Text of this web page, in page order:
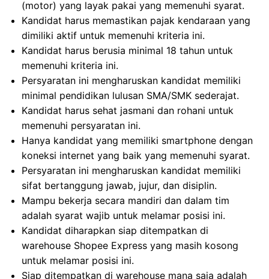
(motor) yang layak pakai yang memenuhi syarat.
Kandidat harus memastikan pajak kendaraan yang
dimiliki aktif untuk memenuhi kriteria ini.
Kandidat harus berusia minimal 18 tahun untuk
memenuhi kriteria ini.
Persyaratan ini mengharuskan kandidat memiliki
minimal pendidikan lulusan SMA/SMK sederajat.
Kandidat harus sehat jasmani dan rohani untuk
memenuhi persyaratan ini.
Hanya kandidat yang memiliki smartphone dengan
koneksi internet yang baik yang memenuhi syarat.
Persyaratan ini mengharuskan kandidat memiliki
sifat bertanggung jawab, jujur, dan disiplin.
Mampu bekerja secara mandiri dan dalam tim
adalah syarat wajib untuk melamar posisi ini.
Kandidat diharapkan siap ditempatkan di
warehouse Shopee Express yang masih kosong
untuk melamar posisi ini.
Siap ditempatkan di warehouse mana saja adalah